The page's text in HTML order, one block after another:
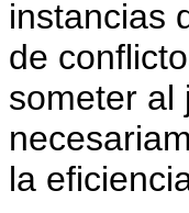
instancias
de
someter
la